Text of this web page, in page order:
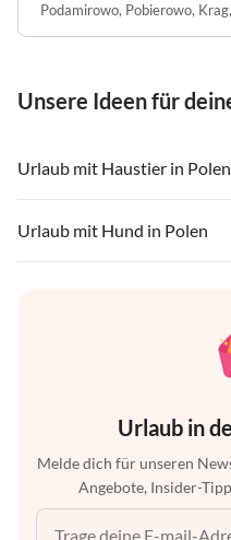
Podamirowo, Pobierowo, Krag,
Unsere Ideen für
Urlaub mit Haustier in Polen
Urlaub mit Hund in Polen
Urlaub in
Melde dich für unseren
Angebote, Insider-